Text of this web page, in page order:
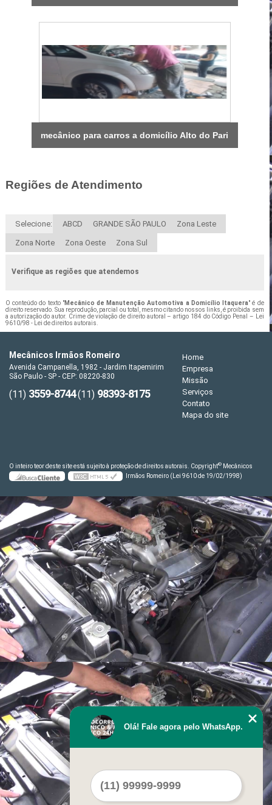
mecânico para carros a domicílio Alto do Pari
Regiões de Atendimento
Selecione: ABCD GRANDE SÃO PAULO Zona Leste
Zona Norte Zona Oeste Zona Sul
Verifique as regiões que atendemos
O conteúdo do texto "Mecânico de Manutenção Automotiva a Domicílio Itaquera" é de
direito reservado. Sua reprodução, parcial ou total, mesmo citando nossos links, é proibida sem
a autorização do autor. Crime de violação de direito autoral – artigo 184 do Código Penal – Lei
9610/98 - Lei de direitos autorais.
Mecânicos Irmãos Romeiro
Avenida Campanella, 1982 - Jardim Itapemirim
São Paulo - SP - CEP: 08220-830
(11) 3559-8744(11) 98393-8175
Home
Empresa
Missão
Serviços
Contato
Mapa do site
O inteiro teor deste site está sujeito à proteção de direitos autorais. Copyright© Mecânicos
Irmãos Romeiro (Lei 9610 de 19/02/1998)
Olá! Fale agora pelo WhatsApp.